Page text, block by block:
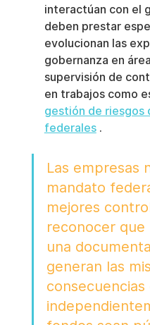
interactúan con el
deben prestar
evolucionan las
gobernanza en
supervisión de
en trabajos como
gestión de riesgos
federales .
Las empresas
mandato
mejores
reconocer que
una
generan las